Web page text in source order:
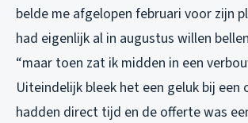
belde me afgelopen februari voor zijn
had eigenlijk al in augustus willen
“maar toen zat ik midden in een
Uiteindelijk bleek het een geluk bij een
hadden direct tijd en de offerte was